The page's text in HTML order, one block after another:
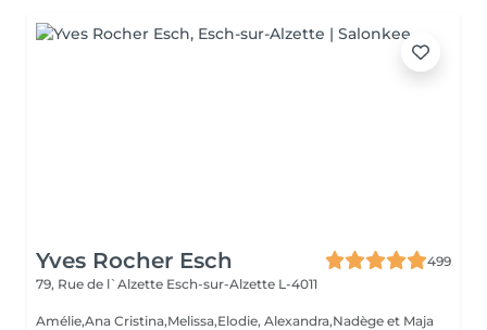
Yves Rocher Esch
499
79, Rue de l`Alzette Esch-sur-Alzette L-4011
Amélie,Ana Cristina,Melissa,Elodie, Alexandra,Nadège et Maja